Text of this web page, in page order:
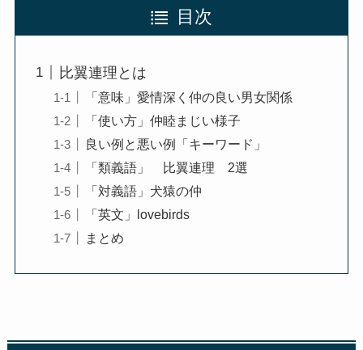
目次
比翼連理とは
「意味」愛情深く仲の良い男女関係
「使い方」仲睦まじい様子
良い例と悪い例「キーワード」
「類義語」 比翼連理 2選
「対義語」犬猿の仲
「英文」lovebirds
まとめ